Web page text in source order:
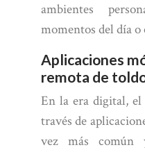
ambientes
momentos del día o
Aplicaciones
remota de
En la era digital,
través de
vez más común